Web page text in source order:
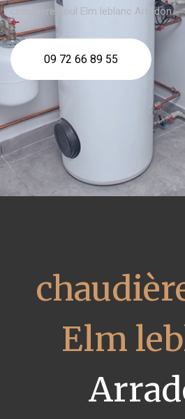
chaudière fioul Elm leblanc Arradon
09 72 66 89 55
Elm